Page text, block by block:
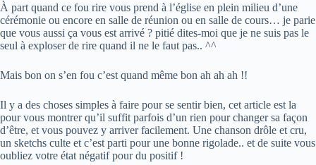
À part quand ce fou rire vous prend à l’église en plein milieu d’une
cérémonie ou encore en salle de réunion ou en salle de cours… je parie
que vous aussi ça vous est arrivé ? pitié dites-moi que je ne suis pas le
seul à exploser de rire quand il ne le faut pas.. ^^
Mais bon on s’en fou c’est quand même bon ah ah ah !!
Il y a des choses simples à faire pour se sentir bien, cet article est la
pour vous montrer qu’il suffit parfois d’un rien pour changer sa façon
d’être, et vous pouvez y arriver facilement. Une chanson drôle et cru,
un sketchs culte et c’est parti pour une bonne rigolade.. et de suite vous
oubliez votre état négatif pour du positif !